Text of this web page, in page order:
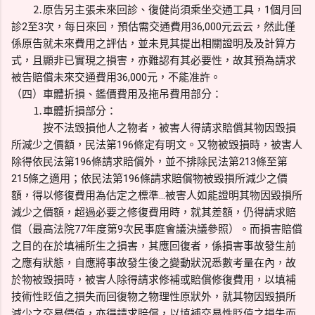
⒉原告另主張未來回診、復健尚須乘坐交通工具，1個月回
診2至3次，每日來回，預估需交通費用36,000元云云，然此僅
係原告就未來費用之評估，並未見其提出相關證明及及計算方
式，且顯非已實現之損害，亦難認有其必要性，故其預為請求
被告賠償未來交通費用36,000元，不能准許。
（四）車體折損、鑑價費用及拖吊費用部分：
⒈車體折損部分：
按不法毀損他人之物者，被害人得請求賠償其物因毀損
所減少之價額，民法第196條定有明文。又物被毀損時，被害人
除得依民法第196條請求賠償外，並不排除民法第213條至第
215條之適用；依民法第196條請求賠償物被毀損所減少之價
額，得以修復費用為估定之標準…被害人如能證明其物因毀損所
減少之價額，超過必要之修復費用時，就其差額，仍得請求賠
償（最高法院77年度第9次民事庭會議決議參照）。而損害賠償
之目的在於填補所生之損害，其應回復者，係損害事故發生前
之應有狀態，自應將事故發生後之變動狀況悉數考量在內，故
於物被毀損時，被害人除得請求修補或賠償修復費用，以填補
技術性貶值之損失而回復物之物理性原狀外，就其物因毀損所